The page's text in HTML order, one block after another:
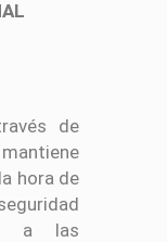
de
hora de
a las